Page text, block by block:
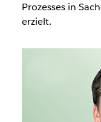
Prozesses in
erzielt.